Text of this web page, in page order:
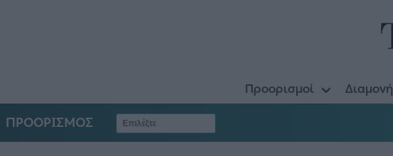
Προορισμοί Διαμονή
ΠΡΟΟΡΙΣΜΟΣ